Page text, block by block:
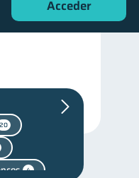
Acceder
20
4